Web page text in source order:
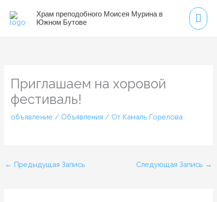
Храм преподобного Моисея Мурина в
Южном Бутове
Приглашаем на хоровой
фестиваль!
объявление / Объявления / От Камаль Горелова
← Предыдущая Запись Следующая Запись →